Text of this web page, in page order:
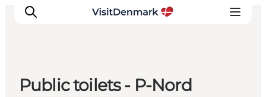
Public toilets - P-Nord